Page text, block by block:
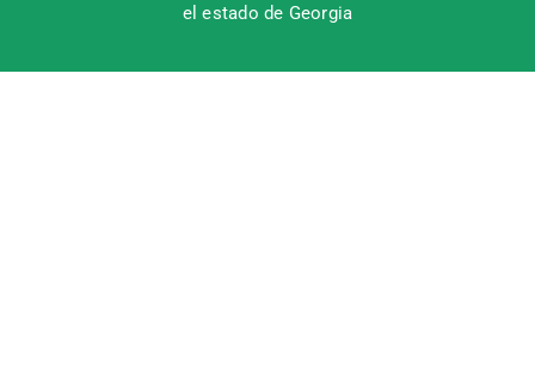
el estado de Georgia